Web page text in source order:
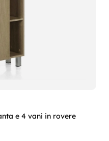
e 4 vani in rovere